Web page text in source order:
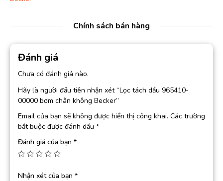
Chính sách bán hàng
Đánh giá
Chưa có đánh giá nào.
Hãy là người đầu tiên nhận xét “Lọc tách dầu 965410-
00000 bơm chân không Becker”
Email của bạn sẽ không được hiển thị công khai. Các trường
bắt buộc được đánh dấu *
Đánh giá của bạn *
Nhận xét của bạn *